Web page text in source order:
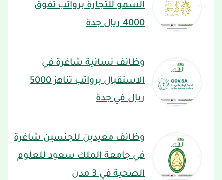
السمو للتجارة برواتب تفوق
4000 ريال جدة
وظائف نسائية شاغرة في
الاستقبال برواتب تناهز 5000
ريال في جدة
وظائف معيدين للجنسين شاغرة
في جامعة الملك سعود للعلوم
الصحية في 3 مدن